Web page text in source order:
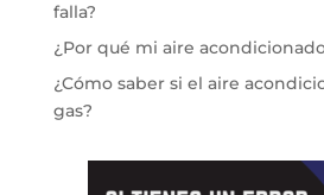
falla?
¿Por qué mi aire
¿Cómo saber si el aire
gas?